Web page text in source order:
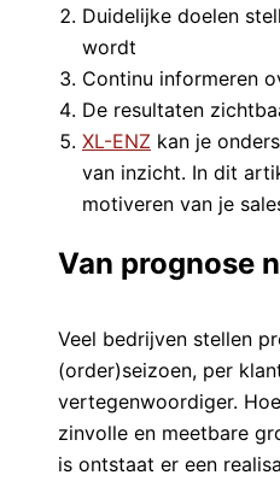
Duidelijke doelen
wordt
Continu informeren
De resultaten
XL-ENZ kan je
van inzicht. In dit
motiveren van je
Van prognose
Veel bedrijven stellen
(order)seizoen, per
vertegenwoordiger.
zinvolle en meetbare
is ontstaat er een